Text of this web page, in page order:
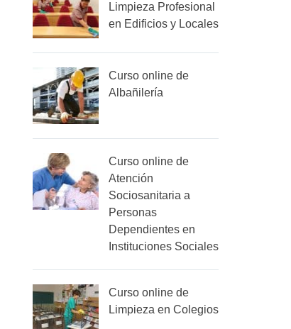
Limpieza Profesional
en Edificios y Locales
Curso online de
Albañilería
Curso online de
Atención
Sociosanitaria a
Personas
Dependientes en
Instituciones Sociales
Curso online de
Limpieza en Colegios